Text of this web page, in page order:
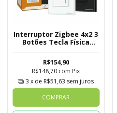
Interruptor Zigbee 4x2 3
Botões Tecla Física
R$154,90
R$148,70 com Pix
3 x de R$51,63 sem juros
COMPRAR